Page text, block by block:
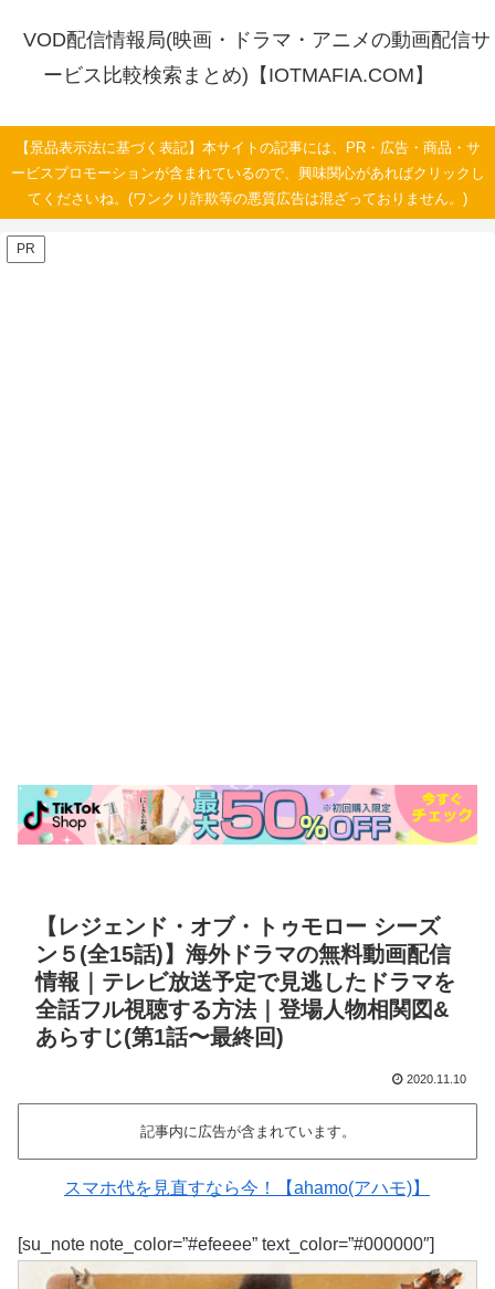
VOD配信情報局(映画・ドラマ・アニメの動画配信サ
ービス比較検索まとめ)【IOTMAFIA.COM】
【景品表示法に基づく表記】本サイトの記事には、PR・広告・商品・サ
ービスプロモーションが含まれているので、興味関心があればクリックし
てくださいね。(ワンクリ詐欺等の悪質広告は混ざっておりません。)
PR
【レジェンド・オブ・トゥモロー シーズ
ン５(全15話)】海外ドラマの無料動画配信
情報｜テレビ放送予定で見逃したドラマを
全話フル視聴する方法｜登場人物相関図&
あらすじ(第1話〜最終回)
2020.11.10
記事内に広告が含まれています。
スマホ代を見直すなら今！【ahamo(アハモ)】
[su_note note_color=”#efeeee” text_color=”#000000″]